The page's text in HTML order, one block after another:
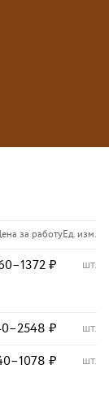
за работуЕд. изм.
–1372₽ шт.
–2548 ₽ шт.
–1078 ₽ шт.